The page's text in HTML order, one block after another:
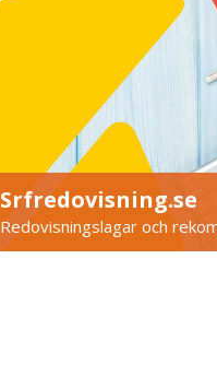
Srfredovisning.se
Redovisningslagar och